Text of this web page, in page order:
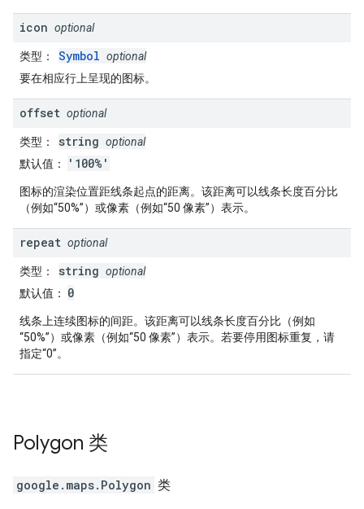
icon optional
类型 ： Symbol optional
要在相应行上呈现的图标。
offset optional
类型 ： string optional
默认值 ： '100%'
图标的渲染位置距线条起点的距离。该距离可以线条长度百分比
（例如“50%”）或像素（例如“50 像素”）表示。
repeat optional
类型 ： string optional
默认值 ： 0
线条上连续图标的间距。该距离可以线条长度百分比（例如
“50%”）或像素（例如“50 像素”）表示。若要停用图标重复，请
指定“0”。
Polygon 类
google.maps. Polygon 类